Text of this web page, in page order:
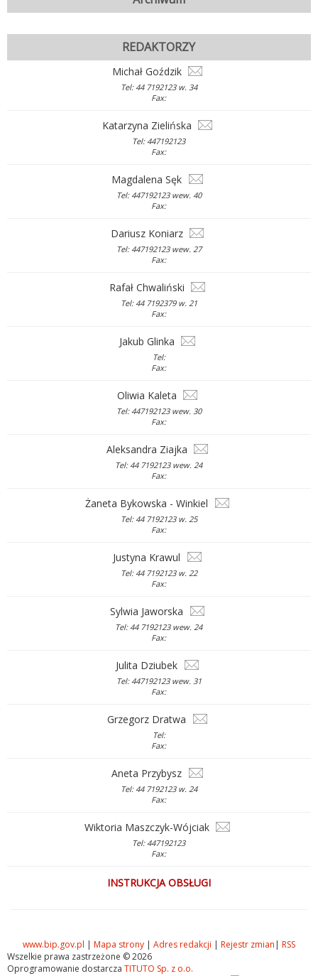
REDAKTORZY
Michał Goździk
Tel: 44 7192123 w. 34
Fax:
Katarzyna Zielińska
Tel: 447192123
Fax:
Magdalena Sęk
Tel: 447192123 wew. 40
Fax:
Dariusz Koniarz
Tel: 447192123 wew. 27
Fax:
Rafał Chwaliński
Tel: 44 7192379 w. 21
Fax:
Jakub Glinka
Tel:
Fax:
Oliwia Kaleta
Tel: 447192123 wew. 30
Fax:
Aleksandra Ziajka
Tel: 44 7192123 wew. 24
Fax:
Żaneta Bykowska - Winkiel
Tel: 44 7192123 w. 25
Fax:
Justyna Krawul
Tel: 44 7192123 w. 22
Fax:
Sylwia Jaworska
Tel: 44 7192123 wew. 24
Fax:
Julita Dziubek
Tel: 447192123 wew. 31
Fax:
Grzegorz Dratwa
Tel:
Fax:
Aneta Przybysz
Tel: 44 7192123 w. 24
Fax:
Wiktoria Maszczyk-Wójciak
Tel: 447192123
Fax:
INSTRUKCJA OBSŁUGI
www.bip.gov.pl | Mapa strony | Adres redakcji | Rejestr zmian | RSS
Wszelkie prawa zastrzeżone © 2026
Oprogramowanie dostarcza TITUTO Sp. z o.o.